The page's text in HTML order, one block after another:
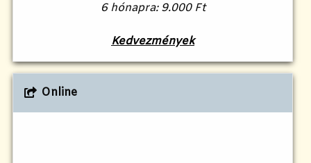
6 hónapra: 9.000 Ft
Kedvezmények
Online